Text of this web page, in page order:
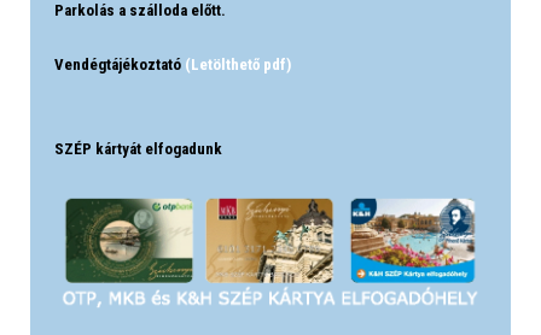
Parkolás a szálloda előtt.
Vendégtájékoztató (Letölthető pdf)
SZÉP kártyát elfogadunk